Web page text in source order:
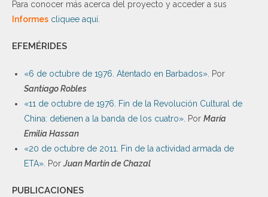
Para conocer más acerca del proyecto y acceder a sus
Informes cliquee aquí
EFEMÉRIDES
«6 de octubre de 1976. Atentado en Barbados». Por
Santiago Robles
«11 de octubre de 1976. Fin de la Revolución Cultural de
China: detienen a la banda de los cuatro». Por María
Emilia Hassan
«20 de octubre de 2011. Fin de la actividad armada de
ETA». PorJuan Martín de Chazal
PUBLICACIONES